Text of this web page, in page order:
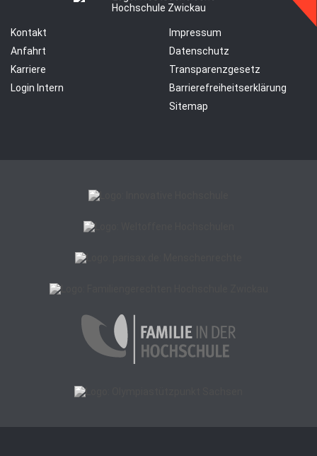
Kontakt
Anfahrt
Karriere
Login Intern
Impressum
Datenschutz
Transparenzgesetz
Barrierefreiheitserklärung
Sitemap